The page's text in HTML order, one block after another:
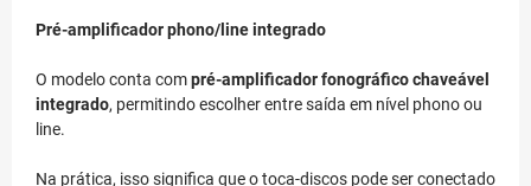
Pré-amplificador phono/line integrado
O modelo conta compré-amplificador fonográfico chaveável
integrado, permitindo escolher entre saída em nível phono ou
line.
Na prática, isso significa que o toca-discos pode ser conectado